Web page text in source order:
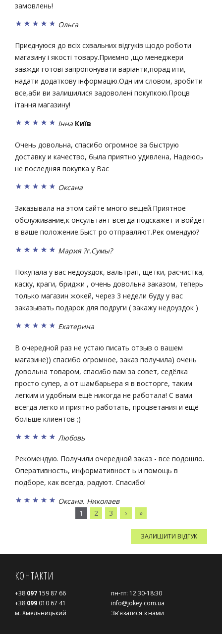
замовлень!
Ольга
Приєднуюся до всіх схвальних відгуків щодо роботи
магазину і якості товару.Приємно ,що менеджери
завжди готові запропонувати варіанти,порад ити,
надати додаткову інформацію.Одн им словом, зробити
все,аби ви залишилися задоволені покупкою.Процв
ітання магазину!
Інна Київ
Очень довольна, спасибо огромное за быструю
доставку и качество, была приятно удивлена, Надеюсь
не последняя покупка у Вас
Оксана
Заказывала на этом сайте много вещей.Приятное
обслуживание,к онсультант всегда подскажет и войдет
в ваше положение.Быст ро отпрааляют.Рек омендую?
Мария ?г.Сумы?
Покупала у вас недоуздок, вальтрап, щетки, расчистка,
каску, краги, бриджи , очень довольна заказом, теперь
только магазин жокей, через 3 недели буду у вас
заказывать подарок для подруги ( закажу недоуздок )
Екатерина
В очередной раз не устаю писать отзыв о вашем
магазине)) спасибо огромное, заказ получила) очень
довольна товаром, спасибо вам за совет, седёлка
просто супер, а от шамбарьера я в восторге, таким
легким и удобным ещё никогда не работала! С вами
всегда легко и приятно работать, процветания и ещё
больше клиентов ;)
Любовь
Рекомендую. Получили очередной заказ - все подошло.
Оперативность, информативност ь и помощь в
подборе, как всегда, радуют. Спасибо!
Оксана. Николаев
1
2 3 › »
ЗАЛИШИТИ ВІДГУК
КОНТАКТИ
+38 097 159 87 66
+38 099 010 67 41
м. Хмельницький
пн-пт: 12:30-18:30
info@jokey.com.ua
Зв'язатися з нами